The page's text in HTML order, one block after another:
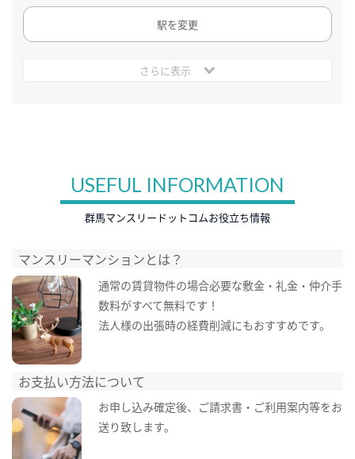
駅を変更
さらに表示
USEFUL INFORMATION
群馬マンスリードットコムお役立ち情報
マンスリーマンションとは？
通常の賃貸物件の場合必要な敷金・礼金・仲介手
数料がすべて無料です！
法人様の出張時の経費削減にもおすすめです。
お支払い方法について
お申し込み確定後、ご請求書・ご利用案内等をお
送り致します。